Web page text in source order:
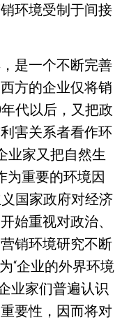
环境受制于间接
是一个不断完善
方的企业仅将销
代以后，又把政
害关系者看作环
业家又把自然生
为重要的环境因
国家政府对经济
始重视对政治、
销环境研究不断
“企业的外界环境
业家们普遍认识
要性，因而将对